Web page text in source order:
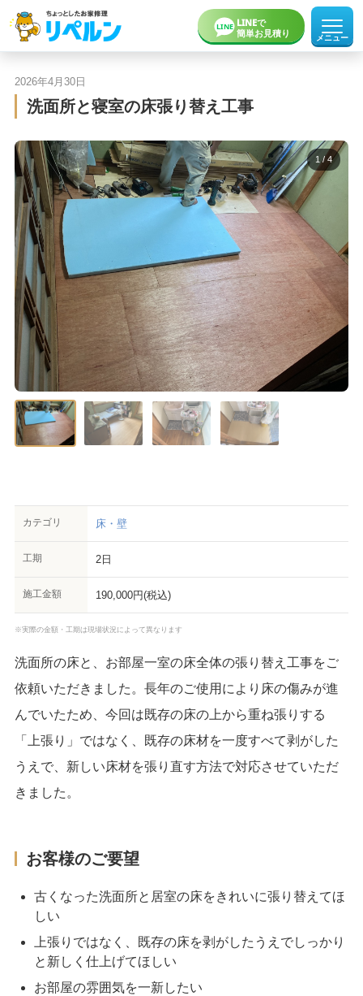
LINE LINEで
簡単お見積り
メニュー
ホーム
お役立ち記事
インスタグラム
リペルンについて
2026年4月30日
洗面所と寝室の床張り替え工事
1 / 4
カテゴリ 床・壁
工期 2日
施工金額 190,000円(税込)
※実際の金額・工期は現場状況によって異なります
洗面所の床と、お部屋一室の床全体の張り替え工事をご
依頼いただきました。長年のご使用により床の傷みが進
んでいたため、今回は既存の床の上から重ね張りする
「上張り」ではなく、既存の床材を一度すべて剥がした
うえで、新しい床材を張り直す方法で対応させていただ
きました。
お客様のご要望
古くなった洗面所と居室の床をきれいに張り替えてほ
しい
上張りではなく、既存の床を剥がしたうえでしっかり
と新しく仕上げてほしい
お部屋の雰囲気を一新したい